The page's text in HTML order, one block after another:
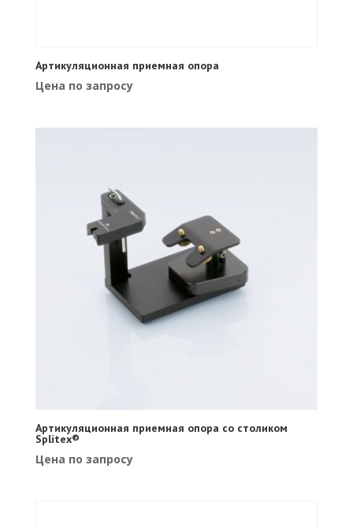
Артикуляционная приемная опора
Цена по запросу
Артикуляционная приемная опора со столиком
Splitex®
Цена по запросу